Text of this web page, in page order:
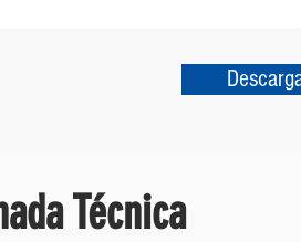
Técnica